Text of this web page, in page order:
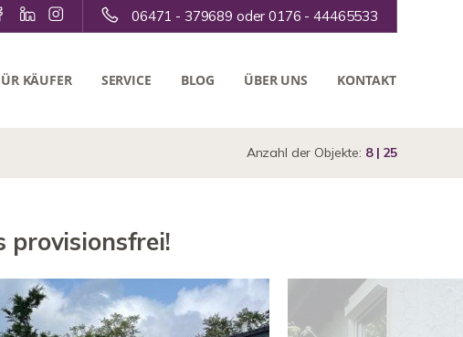
06471 - 379689 oder 0176 - 44465533
KÄUFER SERVICE BLOG ÜBER UNS KONTAKT
Anzahl der Objekte: 8 | 25
provisionsfrei!